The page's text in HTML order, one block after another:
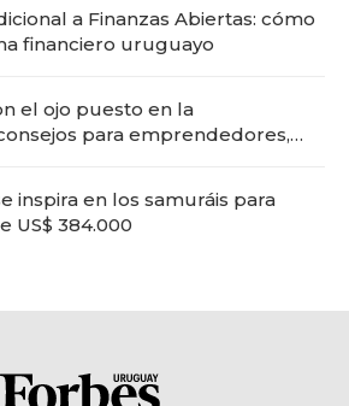
a Finanzas Abiertas: cómo
financiero uruguayo
el ojo puesto en la
para emprendedores,
inspira en los samuráis para
US$ 384.000